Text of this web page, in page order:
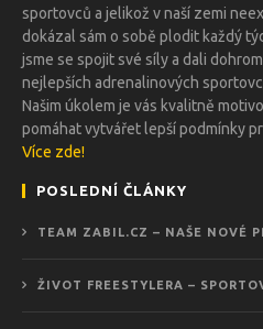
sportovců a jelikož v naší zemi
dokázal sám o sobě plodit každý
jsme se spojit své síly a dali
nejlepších adrenalinových
Našim úkolem je vás kvalitně
pomáhat vytvářet lepší podmínky
Více zde!
POSLEDNÍ ČLÁNKY
TEAM ZABIL.CZ – NAŠE NOVÉ
ŽIVOT FREESTYLERA –